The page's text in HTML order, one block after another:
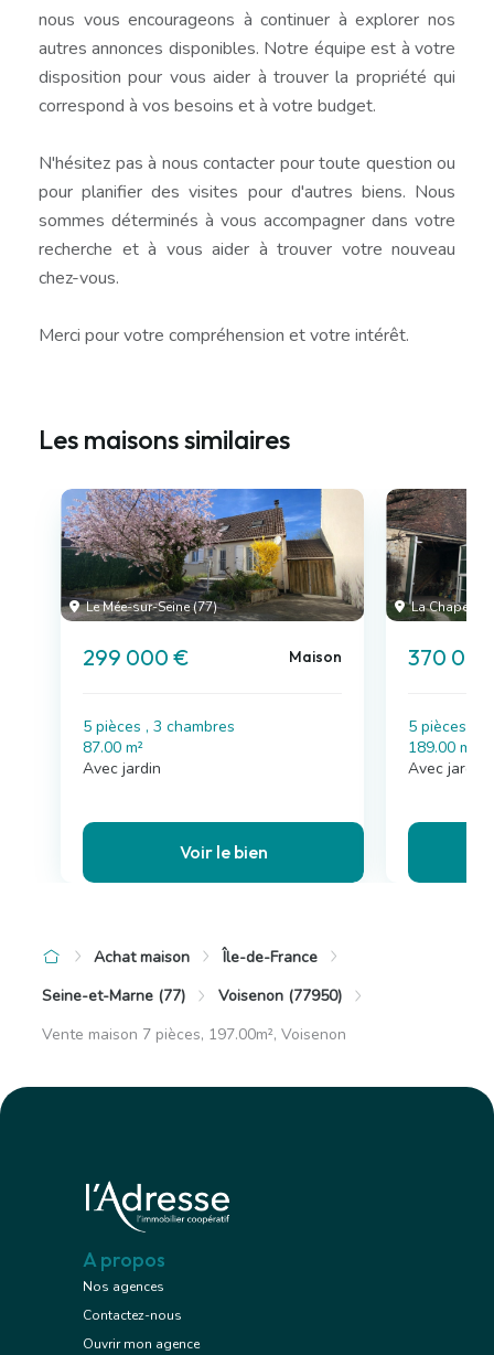
nous vous encourageons à continuer à explorer nos
autres annonces disponibles. Notre équipe est à votre
disposition pour vous aider à trouver la propriété qui
correspond à vos besoins et à votre budget.
N'hésitez pas à nous contacter pour toute question ou
pour planifier des visites pour d'autres biens. Nous
sommes déterminés à vous accompagner dans votre
recherche et à vous aider à trouver votre nouveau
chez-vous.
Merci pour votre compréhension et votre intérêt.
Les maisons similaires
Le Mée-sur-Seine (77)
299 000 € Maison
5 pièces , 3 chambres
87.00 m²
Avec jardin
Voir le bien
La Chapelle-
370
5 pièces , 3
189.00 m²
Avec
Achat maison
Île-de-France
Seine-et-Marne (77)
Voisenon (77950)
Vente maison 7 pièces, 197.00m², Voisenon
A propos
Nos agences
Contactez-nous
Ouvrir mon agence